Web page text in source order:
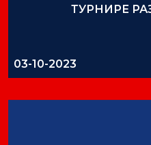
ТУРНИРЕ
03-10-2023